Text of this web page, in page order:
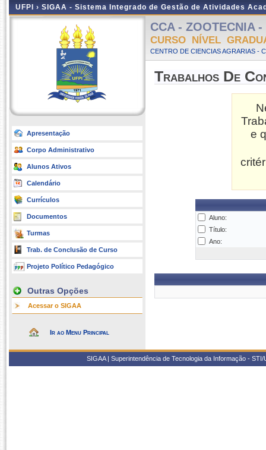
UFPI › SIGAA - Sistema Integrado de Gestão de Atividades
Apresentação
Corpo Administrativo
Alunos Ativos
Calendário
Currículos
Documentos
Turmas
Trab. de Conclusão de Curso
Projeto Político Pedagógico
Outras Opções
Acessar o SIGAA
Ir ao Menu Principal
CCA - ZOOTECNIA
CURSO NÍVEL
CENTRO DE CIENCIAS AGRARIAS -
Trabalhos De
e
Aluno:
Título:
Ano:
SIGAA | Superintendência de Tecnologia da Informação -